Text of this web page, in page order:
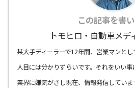
この記事を書
トモヒロ・自動車メデ
某大手ディーラーで12年間、営業マンと
人目には分かりずらいです。それをいい
業界に嫌気がさし現在、情報発信してい